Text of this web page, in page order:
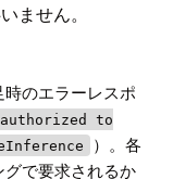
ません。
のエラーレスポ
to
）。各
で要求されるか